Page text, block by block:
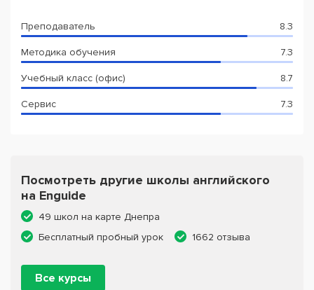
Преподаватель 8.3
Методика обучения 7.3
Учебный класс (офис) 8.7
Сервис 7.3
Посмотреть другие школы английского
на Enguide
49 школ на карте Днепра
Бесплатный пробный урок
1662 отзыва
Все курсы